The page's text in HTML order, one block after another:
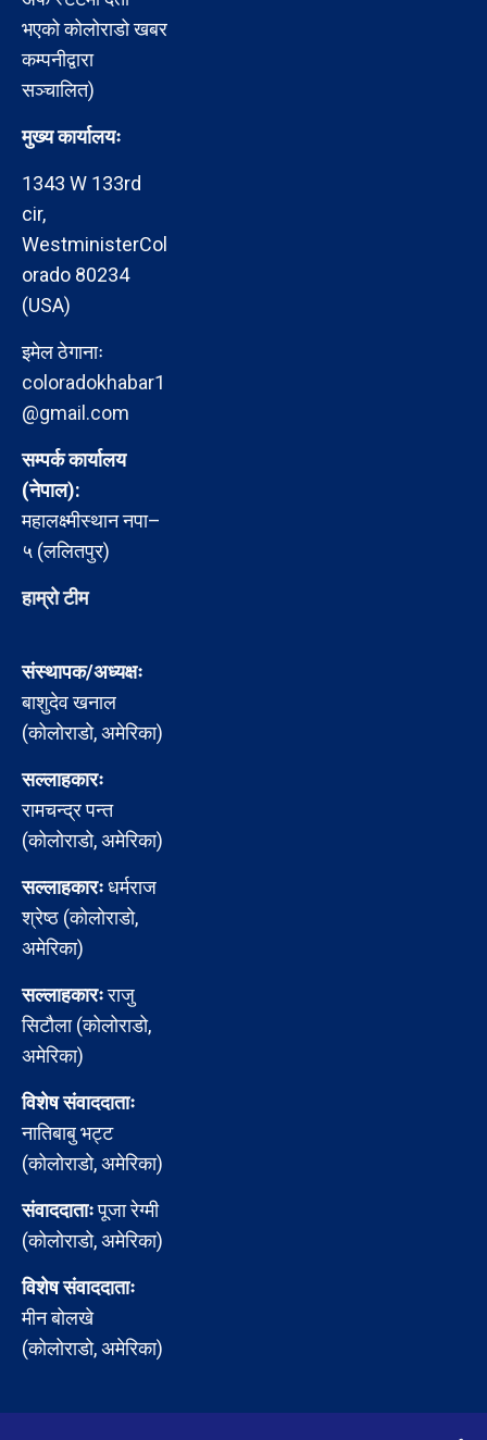
भएको कोलोराडो खबर
कम्पनीद्वारा
सञ्चालित)
मुख्य कार्यालयः
1343 W 133rd
cir,
WestministerCol
orado 80234
(USA)
इमेल ठेगानाः
coloradokhabar1
@gmail.com
सम्पर्क कार्यालय
(नेपाल):
महालक्ष्मीस्थान नपा–
५ (ललितपुर)
हाम्रो टीम
संस्थापक/अध्यक्षः
बाशुदेव खनाल
(कोलोराडो, अमेरिका)
सल्लाहकारः
रामचन्द्र पन्त
(कोलोराडो, अमेरिका)
सल्लाहकारःधर्मराज
श्रेष्ठ (कोलोराडो,
अमेरिका)
सल्लाहकारःराजु
सिटौला (कोलोराडो,
अमेरिका)
विशेष संवाददाताः
नातिबाबु भट्ट
(कोलोराडो, अमेरिका)
संवाददाताःपूजा रेग्मी
(कोलोराडो, अमेरिका)
विशेष संवाददाताः
मीन बोलखे
(कोलोराडो, अमेरिका)